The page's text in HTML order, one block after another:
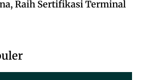
Raih Sertifikasi Terminal